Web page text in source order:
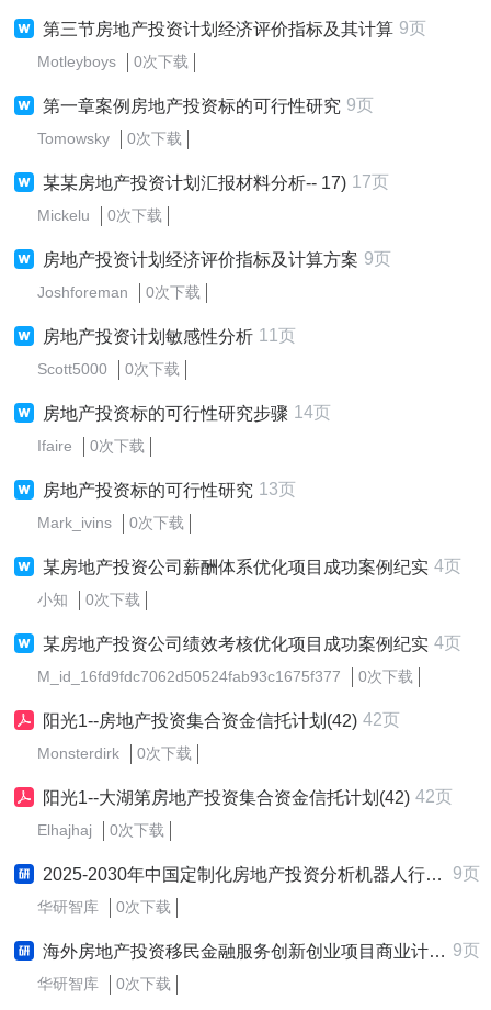
第三节房地产投资计划经济评价指标及其计算 9页
Motleyboys 0次下载
第一章案例房地产投资标的可行性研究 9页
Tomowsky 0次下载
某某房地产投资计划汇报材料分析-- 17) 17页
Mickelu 0次下载
房地产投资计划经济评价指标及计算方案 9页
Joshforeman 0次下载
房地产投资计划敏感性分析 11页
Scott5000 0次下载
房地产投资标的可行性研究步骤 14页
Ifaire 0次下载
房地产投资标的可行性研究 13页
Mark_ivins 0次下载
某房地产投资公司薪酬体系优化项目成功案例纪实 4页
小知 0次下载
某房地产投资公司绩效考核优化项目成功案例纪实 4页
M_id_16fd9fdc7062d50524fab93c1675f377 0次下载
阳光1--房地产投资集合资金信托计划(42) 42页
Monsterdirk 0次下载
阳光1--大湖第房地产投资集合资金信托计划(42) 42页
Elhajhaj 0次下载
2025-2030年中国定制化房地产投资分析机器人行业前景趋势预测及发展战略咨询报告 9页
华研智库 0次下载
海外房地产投资移民金融服务创新创业项目商业计划书 9页
华研智库 0次下载